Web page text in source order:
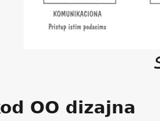
OO dizajna